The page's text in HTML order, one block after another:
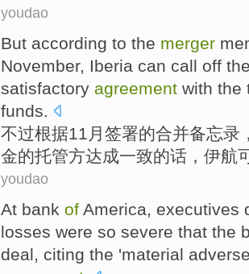
youdao
But according to the merger
November, Iberia can call off
satisfactory agreement with the
funds.
不过根据11月 签署的合并备忘录
金的托管方达成一致的话，伊航
youdao
At bank of America executives
losses were so severe that the
deal , citing the 'material